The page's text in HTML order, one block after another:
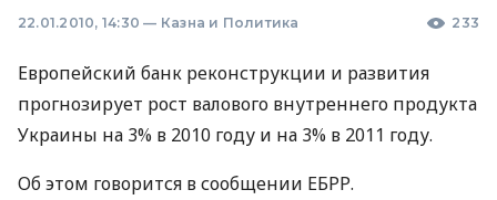
22.01.2010, 14:30 — Казна и Политика 233
Европейский банк реконструкции и развития
прогнозирует рост валового внутреннего продукта
Украины на 3% в 2010 году и на 3% в 2011 году.
Об этом говорится в сообщении ЕБРР.